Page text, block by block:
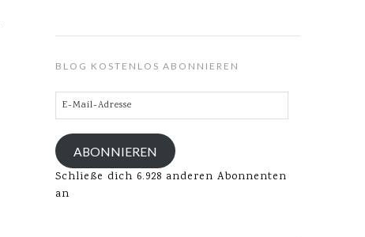
BLOG KOSTENLOS ABONNIEREN
E-
Mail-
Adresse
ABONNIEREN
Schließe dich 6.928 anderen Abonnenten
an